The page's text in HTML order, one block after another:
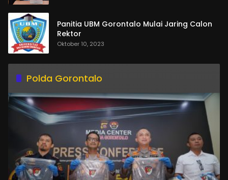
Panitia UBM Gorontalo Mulai Jaring Calon
Rektor
Oktober 10, 2023
Polda Gorontalo